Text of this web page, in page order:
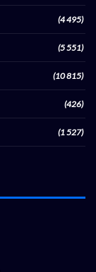
(4 495)
(5 551)
(10 815)
(426)
(1 527)